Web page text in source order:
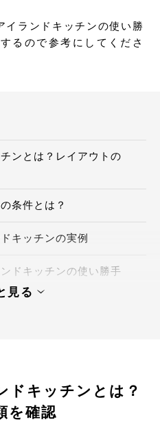
イランドキッチンの使い勝
るので参考にしてくださ
ンとは？レイアウトの
条件とは？
キッチンの実例
ドキッチンの使い勝手
見る
ドキッチンとは？
を確認